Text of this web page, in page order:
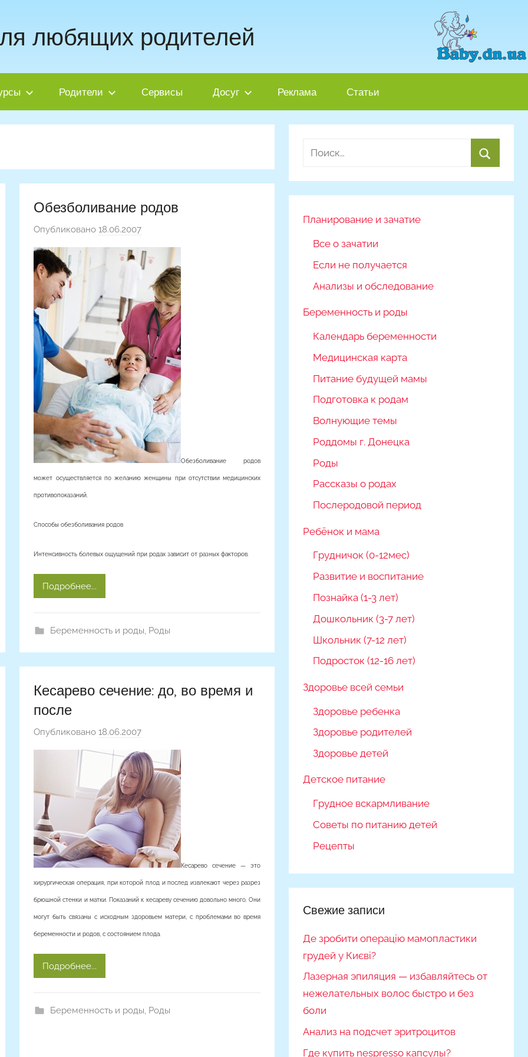
любящих родителей
Родители Сервисы Досуг Реклама Статьи
Обезболивание родов
Опубликовано18.06.2007
т
о
м
Обезболивание родов
может осуществляется по желанию женщины при отсутствии медицинских
противопоказаний.
Способы обезболивания родов
Интенсивность болевых ощущений при родах зависит от разных факторов.
Подробнее...
Беременность и роды, Роды
Кесарево сечение: до, во время и
после
Опубликовано18.06.2007
в
т
о
р
о
м
Кесарево сечение — это
хирургическая операция, при которой плод и послед извлекают через разрез
брюшной стенки и матки. Показаний к кесареву сечению довольно много. Они
могут быть связаны с исходным здоровьем матери, с проблемами во время
беременности и родов, с состоянием плода.
Подробнее...
Беременность и роды, Роды
Найти:
Планирование и зачатие
Все о зачатии
Если не получается
Анализы и обследование
Беременность и роды
Календарь беременности
Медицинская карта
Питание будущей мамы
Подготовка к родам
Волнующие темы
Роддомы г. Донецка
Роды
Рассказы о родах
Послеродовой период
Ребёнок и мама
Грудничок (0-12мес)
Развитие и воспитание
Познайка (1-3 лет)
Дошкольник (3-7 лет)
Школьник (7-12 лет)
Подросток (12-16 лет)
Здоровье всей семьи
Здоровье ребенка
Здоровье родителей
Здоровье детей
Детское питание
Грудное вскармливание
Советы по питанию детей
Рецепты
Свежие записи
Де зробити операцію мамопластики
грудей у Києві?
Лазерная эпиляция — избавляйтесь от
нежелательных волос быстро и без
боли
Анализ на подсчет эритроцитов
Где купить nespresso капсулы?